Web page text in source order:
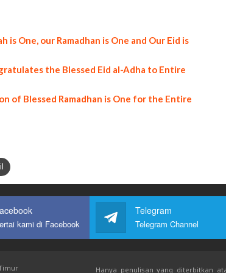
is One, our Ramadhan is One and Our Eid is
the Blessed Eid al-Adha to Entire
of Blessed Ramadhan is One for the Entire
kami di Facebook
Telegram
Telegram Channel
Hanya penulisan yang diterbitkan